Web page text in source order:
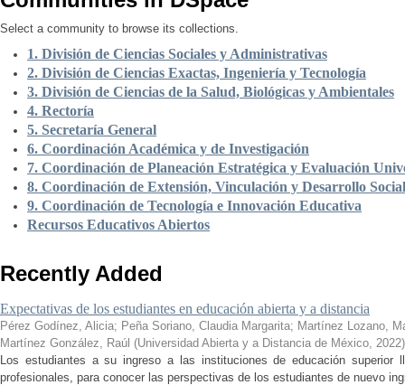
Select a community to browse its collections.
1. División de Ciencias Sociales y Administrativas
2. División de Ciencias Exactas, Ingeniería y Tecnología
3. División de Ciencias de la Salud, Biológicas y Ambientales
4. Rectoría
5. Secretaría General
6. Coordinación Académica y de Investigación
7. Coordinación de Planeación Estratégica y Evaluación
8. Coordinación de Extensión, Vinculación y Desarrollo Social
9. Coordinación de Tecnología e Innovación Educativa
Recursos Educativos Abiertos
Recently Added
Expectativas de los estudiantes en educación abierta y a distancia
Pérez Godínez, Alicia; Peña Soriano, Claudia Margarita; Martínez Lozano,
Martínez González, Raúl (Universidad Abierta y a Distancia de México, 2022)
Los estudiantes a su ingreso a las instituciones de educación superior
profesionales, para conocer las perspectivas de los estudiantes de nuevo